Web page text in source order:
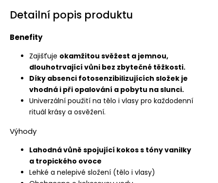
Detailní popis produktu
Benefity
Zajišťuje okamžitou svěžest a jemnou,
dlouhotrvající vůni bez zbytečné těžkosti.
Díky absenci fotosenzibilizujících složek je
vhodná i při opalování a pobytu na slunci.
Univerzální použití na tělo i vlasy pro každodenní
rituál krásy a osvěžení.
Výhody
Lahodná vůně spojující kokos s tóny vanilky
a tropického ovoce
Lehké a nelepivé složení (tělo i vlasy)